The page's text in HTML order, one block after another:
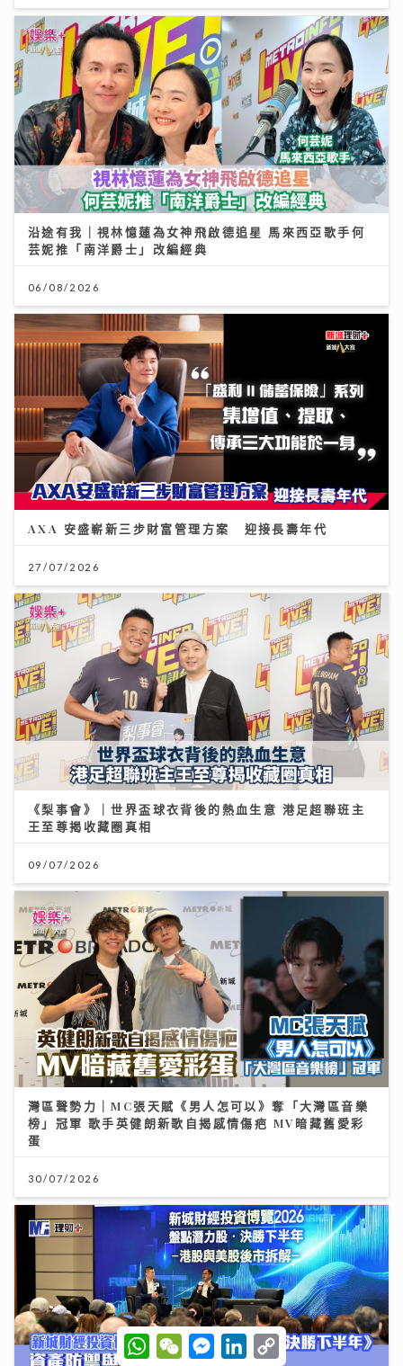
沿途有我｜視林憶蓮為女神飛啟德追星 馬來西亞歌手何
芸妮推「南洋爵士」改編經典
06/08/2026
AXA 安盛嶄新三步財富管理方案 迎接長壽年代
27/07/2026
《梨事會》｜世界盃球衣背後的熱血生意 港足超聯班主
王至尊揭收藏圈真相
09/07/2026
灣區聲勢力｜MC張天賦《男人怎可以》奪「大灣區音樂
榜」冠軍 歌手英健朗新歌自揭感情傷疤 MV暗藏舊愛彩
蛋
30/07/2026
W
h
W
e
M
e
L
C
o